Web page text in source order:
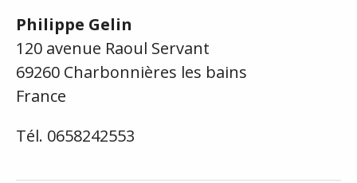
Philippe Gelin
120 avenue Raoul Servant
69260 Charbonnières les bains
France
Tél. 0658242553